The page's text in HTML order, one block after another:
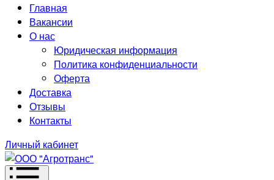
Главная
Вакансии
О нас
Юридическая информация
Политика конфиденциальности
Оферта
Доставка
Отзывы
Контакты
Личный кабинет